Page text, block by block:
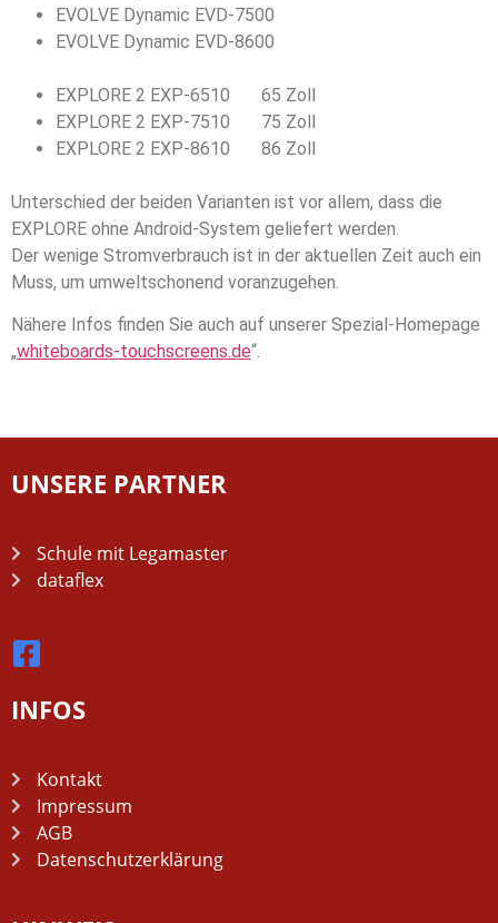
EVOLVE Dynamic EVD-7500
EVOLVE Dynamic EVD-8600
EXPLORE 2 EXP-6510 65 Zoll
EXPLORE 2 EXP-7510 75 Zoll
EXPLORE 2 EXP-8610 86 Zoll
Unterschied der beiden Varianten ist vor allem, dass die
EXPLORE ohne Android-System geliefert werden.
Der wenige Stromverbrauch ist in der aktuellen Zeit auch ein
Muss, um umweltschonend voranzugehen.
Nähere Infos finden Sie auch auf unserer Spezial-Homepage
„whiteboards-touchscreens.de“.
UNSERE PARTNER
Schule mit Legamaster
dataflex
INFOS
Kontakt
Impressum
AGB
Datenschutzerklärung